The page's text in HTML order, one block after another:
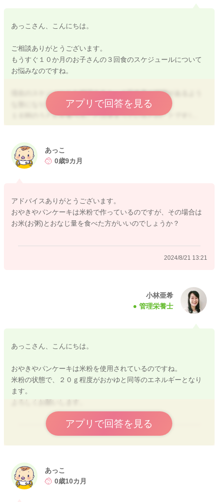
あっこさん、こんにちは。
ご相談ありがとうございます。
もうすぐ１０か月のお子さんの３回食のスケジュールについて
お悩みなのですね。
現在のスケジュールを確認すると、４回食事の時間があるよう
な形になりますね。
１６時のうどんを食べることは決まっているとのことですし、
ここで、うどん＋離乳食（１８時に食べている手づかみのもの
を感じることができたり、１回の量も確保しやすいのかなと感
じました。
5倍がゆ90g～軟飯80g
または食パン25～30g
またはゆでうどん60～90g
または乳製品80g
パンケーキやおやきなどはどのくらいの量が規定量でしょう
か？
ーが得られるという事になります。
ただ、小麦アレルギーと診断されている状況になりますので、
要がありますね。
ご参考までによろしくお願いします。
アプリで回答を見る
あっこ
0歳9カ月
アドバイスありがとうございます。
おやきやパンケーキは米粉で作っているのですが、その場合は
お米(お粥)とおなじ量を食べた方がいいのでしょうか？
2024/8/21 13:21
小林亜希
管理栄養士
あっこさん、こんにちは。
おやきやパンケーキは米粉を使用されているのですね。
米粉の状態で、２０ｇ程度がおかゆと同等のエネルギーとなり
ます。
よろしくお願いします。
アプリで回答を見る
2024/8/22 10:24
あっこ
0歳10カ月